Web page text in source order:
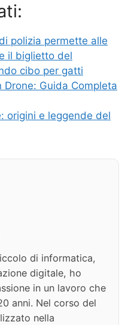
polizia permette alle
il biglietto del
cibo per gatti
Drone: Guida Completa
origini e leggende del
di informatica,
digitale, ho
in un lavoro che
anni. Nel corso del
nella